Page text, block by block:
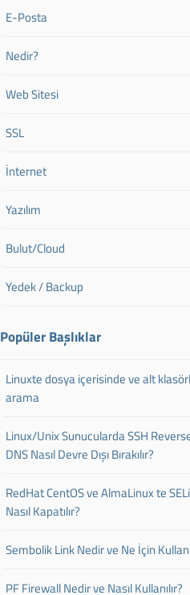
E-Posta
Nedir?
Web Sitesi
SSL
İnternet
Yazılım
Bulut/Cloud
Yedek / Backup
Popüler Başlıklar
Linuxte dosya içerisinde ve alt
arama
Linux/Unix Sunucularda SSH
DNS Nasıl Devre Dışı Bırakılır?
RedHat CentOS ve AlmaLinux te
Nasıl Kapatılır?
Sembolik Link Nedir ve Ne İçin
PF Firewall Nedir ve Nasıl Kullanılır?